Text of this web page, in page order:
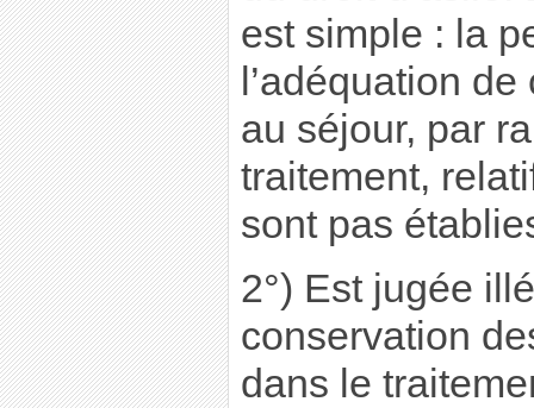
est simple : la
l’adéquation
au séjour, par
traitement,
sont pas
2°) Est jugée
conservation
dans le